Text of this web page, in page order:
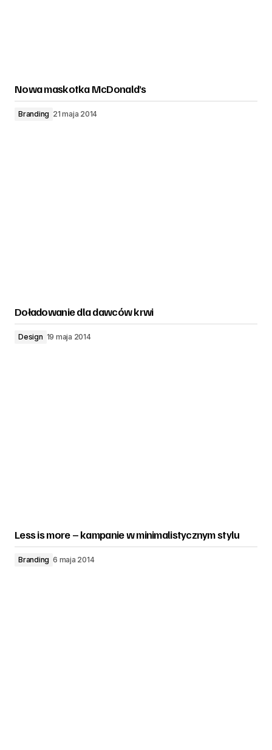
Nowa maskotka McDonald’s
Branding 21 maja 2014
Doładowanie dla dawców krwi
Design 19 maja 2014
Less is more – kampanie w minimalistycznym stylu
Branding 6 maja 2014